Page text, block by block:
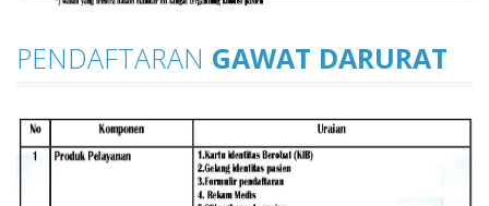
PENDAFTARAN GAWAT DARURAT